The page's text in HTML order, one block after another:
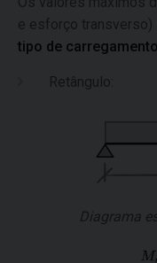
e esforço transverso)
tipo de carregamento
Retângulo:
Diagrama